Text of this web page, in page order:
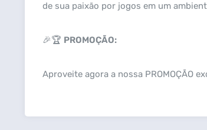
de sua paixão por jogos em um
🎉🏆 PROMOÇÃO:
Aproveite agora a nossa PROMOÇÃO